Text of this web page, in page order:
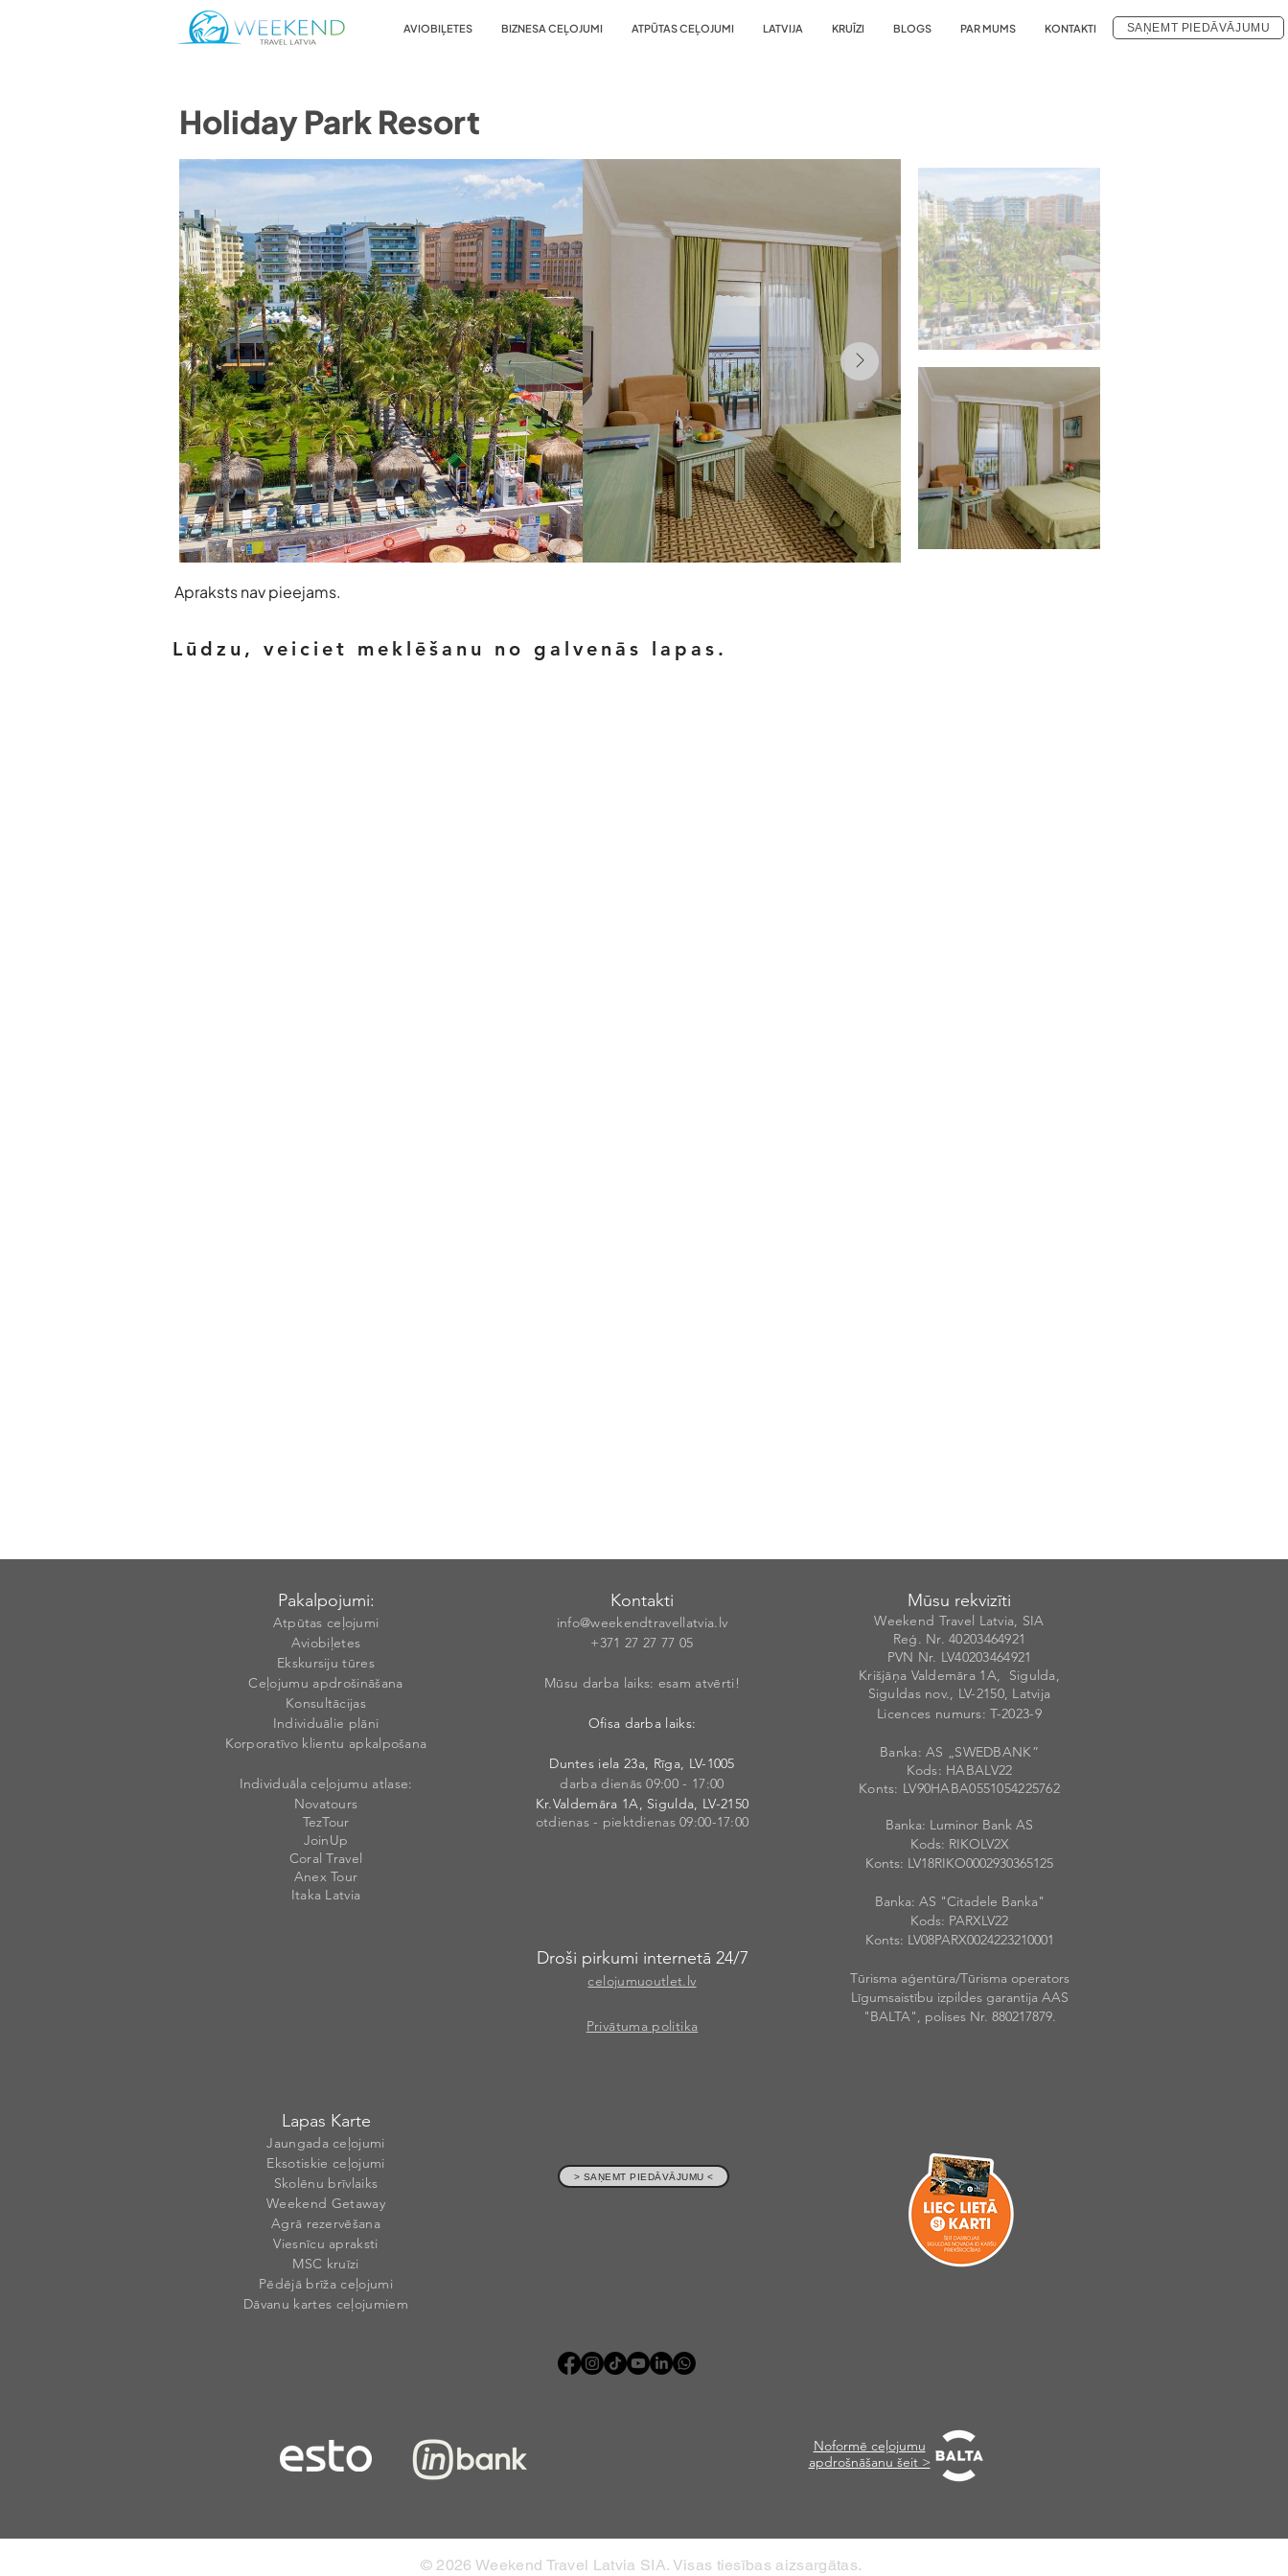
AVIOBIĻETES BIZNESA CEĻOJUMI ATPŪTAS CEĻOJUMI LATVIJA KRUĪZI BLOGS PAR MUMS KONTAKTI SAŅEMT PIEDĀVĀJUMU
Holiday Park Resort
Apraksts nav pieejams.
Lūdzu, veiciet meklēšanu no galvenās lapas.
Pakalpojumi:
Atpūtas ceļojumi
Aviobiļetes
Ekskursiju tūres
Ceļojumu apdrošināšana
Konsultācijas
Individuālie plāni
Korporatīvo klientu apkalpošana
Individuāla ceļojumu atlase:
Novatours
TezTour
JoinUp
Coral Travel
Anex Tour
Itaka Latvia
Kontakti
info@weekendtravellatvia.lv
+371 27 27 77 05
Mūsu darba laiks: esam atvērti!
Ofisa darba laiks:
Duntes iela 23a, Rīga, LV-1005
darba dienās 09:00 - 17:00
Kr.Valdemāra 1A, Sigulda, LV-2150
otdienas - piektdienas 09:00-17:00
Droši pirkumi internetā 24/7
celojumuoutlet.lv
Privātuma politika
Mūsu rekvizīti
Weekend Travel Latvia, SIA
Reģ. Nr. 40203464921
PVN Nr. LV40203464921
Krišjāņa Valdemāra 1A, Sigulda,
Siguldas nov., LV-2150, Latvija
Licences numurs: T-2023-9
Banka: AS „SWEDBANK”
Kods: HABALV22
Konts: LV90HABA0551054225762
Banka: Luminor Bank AS
Kods: RIKOLV2X
Konts: LV18RIKO0002930365125
Banka: AS "Citadele Banka"
Kods: PARXLV22
Konts: LV08PARX0024223210001
Tūrisma aģentūra/Tūrisma operators
Līgumsaistību izpildes garantija AAS
"BALTA", polises Nr. 880217879.
Lapas Karte
Jaungada ceļojumi
Eksotiskie ceļojumi
Skolēnu brīvlaiks
Weekend Getaway
Agrā rezervēšana
Viesnīcu apraksti
MSC kruīzi
Pēdējā brīža ceļojumi
Dāvanu kartes ceļojumiem
> SAŅEMT PIEDĀVĀJUMU <
Noformē ceļojumu
apdrošnāšanu šeit >
© 2026 Weekend Travel Latvia SIA. Visas tiesības aizsargātas.